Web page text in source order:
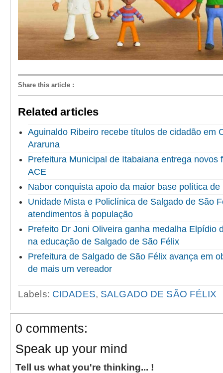
Share this article :
Related articles
Aguinaldo Ribeiro recebe títulos de cidadão em
Araruna
Prefeitura Municipal de Itabaiana entrega novos
ACE
Nabor conquista apoio da maior base política de
Unidade Mista e Policlínica de Salgado de São
atendimentos à população
Prefeito Dr Joni Oliveira ganha medalha Elpídio
na educação de Salgado de São Félix
Prefeitura de Salgado de São Félix avança em
de mais um vereador
Labels: CIDADES, SALGADO DE SÃO FÉLIX
0 comments:
Speak up your mind
Tell us what you're thinking... !